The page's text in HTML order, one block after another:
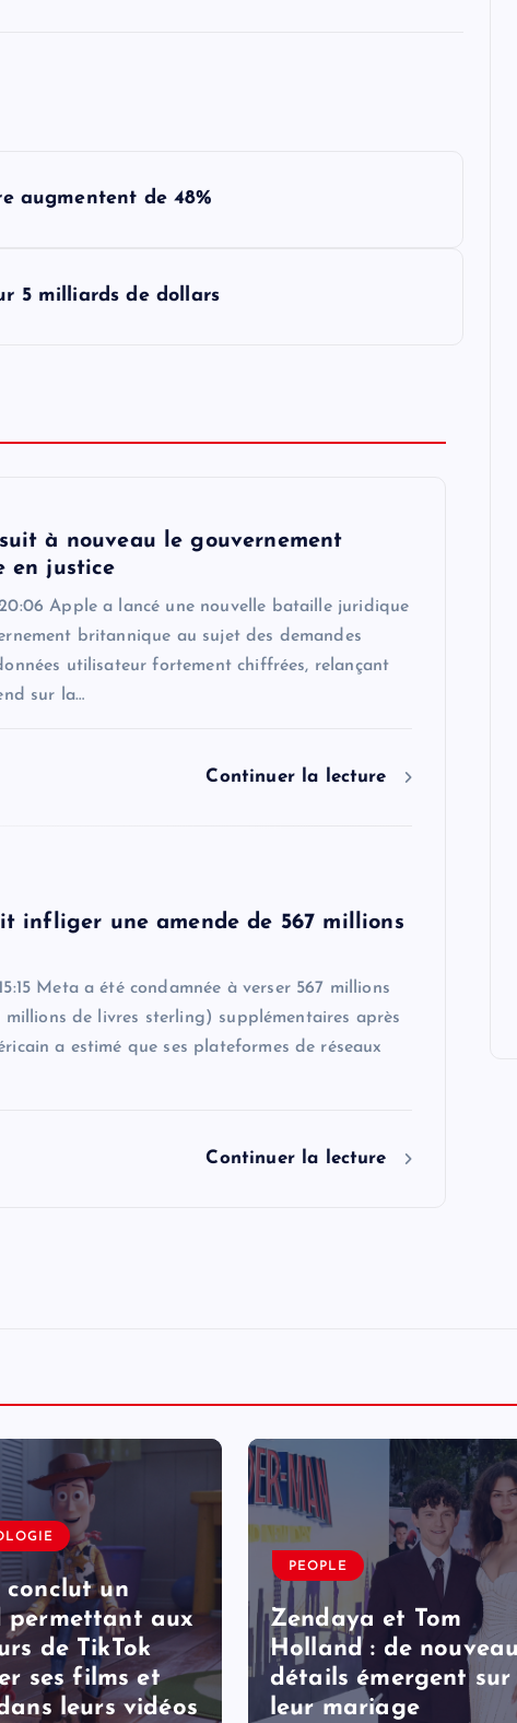
augmentent de 48%
5 milliards de dollars
à nouveau le gouvernement
en justice
Apple a lancé une nouvelle bataille juridique
britannique au sujet des demandes
utilisateur fortement chiffrées, relançant
sur la…
Continuer la lecture
infliger une amende de 567 millions
Meta a été condamnée à verser 567 millions
millions de livres sterling) supplémentaires après
a estimé que ses plateformes de réseaux
Continuer la lecture
conclut un
permettant aux
de TikTok
ses films et
leurs vidéos
PEOPLE
Zendaya et Tom
Holland : de
détails émergent sur
leur mariage